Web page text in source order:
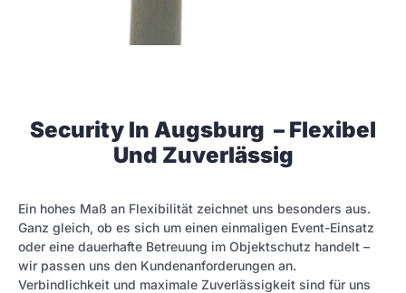
Security In Augsburg – Flexibel
Und Zuverlässig
Ein hohes Maß an Flexibilität zeichnet uns besonders aus.
Ganz gleich, ob es sich um einen einmaligen Event-Einsatz
oder eine dauerhafte Betreuung im Objektschutz handelt –
wir passen uns den Kundenanforderungen an.
Verbindlichkeit und maximale Zuverlässigkeit sind für uns